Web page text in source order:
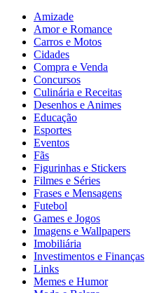
Amizade
Amor e Romance
Carros e Motos
Cidades
Compra e Venda
Concursos
Culinária e Receitas
Desenhos e Animes
Educação
Esportes
Eventos
Fãs
Figurinhas e Stickers
Filmes e Séries
Frases e Mensagens
Futebol
Games e Jogos
Imagens e Wallpapers
Imobiliária
Investimentos e Finanças
Links
Memes e Humor